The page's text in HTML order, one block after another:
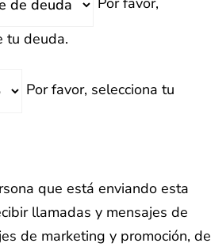
tu deuda.
Por favor, selecciona tu
que está enviando esta
llamadas y mensajes de
de marketing y promoción, de